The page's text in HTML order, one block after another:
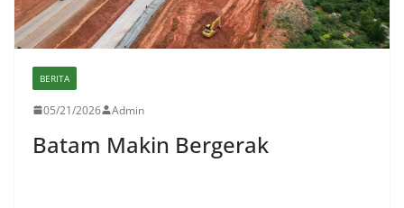
BERITA
05/21/2026 Admin
Batam Makin Bergerak